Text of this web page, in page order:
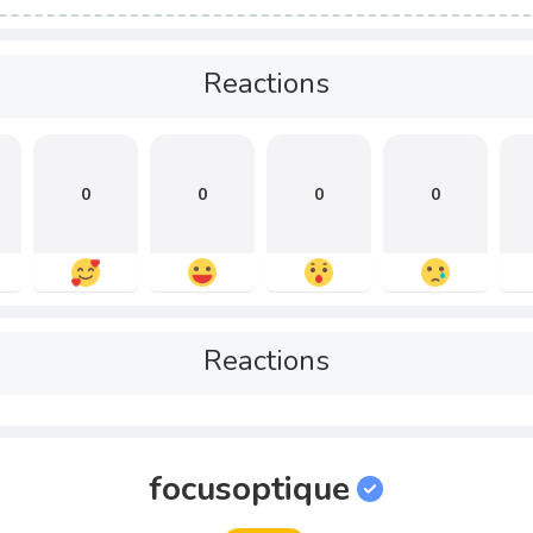
Reactions
0 0 0 0
Reactions
focusoptique